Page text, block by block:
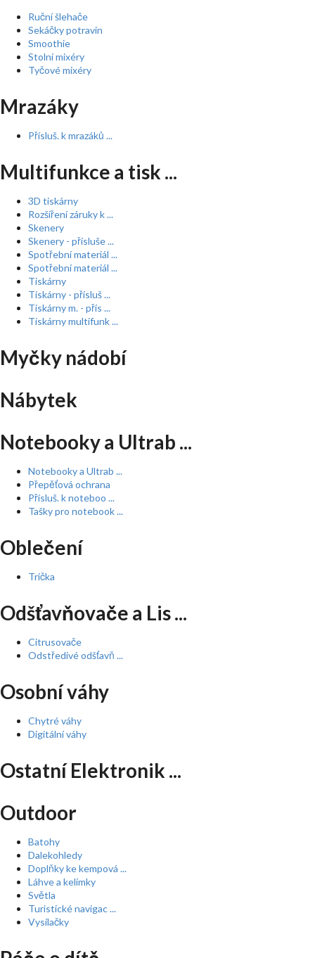
Ruční šlehače
Sekáčky potravin
Smoothie
Stolní mixéry
Tyčové mixéry
Mrazáky
Přísluš. k mrazáků ...
Multifunkce a tisk ...
3D tiskárny
Rozšíření záruky k ...
Skenery
Skenery - přísluše ...
Spotřební materiál ...
Spotřební materiál ...
Tiskárny
Tiskárny - přísluš ...
Tiskárny m. - přís ...
Tiskárny multifunk ...
Myčky nádobí
Nábytek
Notebooky a Ultrab ...
Notebooky a Ultrab ...
Přepěťová ochrana
Přísluš. k noteboo ...
Tašky pro notebook ...
Oblečení
Trička
Odšťavňovače a Lis ...
Citrusovače
Odstředivé odšťavň ...
Osobní váhy
Chytré váhy
Digitální váhy
Ostatní Elektronik ...
Outdoor
Batohy
Dalekohledy
Doplňky ke kempová ...
Láhve a kelímky
Světla
Turistické navigac ...
Vysílačky